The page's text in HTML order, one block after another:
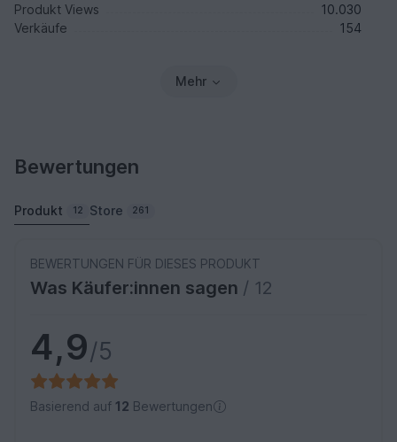
Produkt Views
10.030
Verkäufe
154
Mehr
Bewertungen
Produkt 12 Store 261
BEWERTUNGEN FÜR DIESES PRODUKT
Was Käufer:innen sagen / 12
4,9/5
Basierend auf 12 Bewertungen